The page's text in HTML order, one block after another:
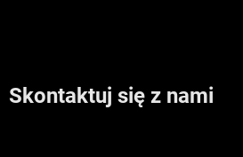
Skontaktuj się z nami